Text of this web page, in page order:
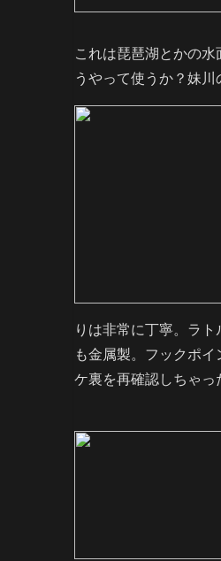
これは琵琶湖とかの
うやって使うか？妹
りは非常に丁寧。ラ
も金属製。フックポ
ケ裏を再確認しちゃっ